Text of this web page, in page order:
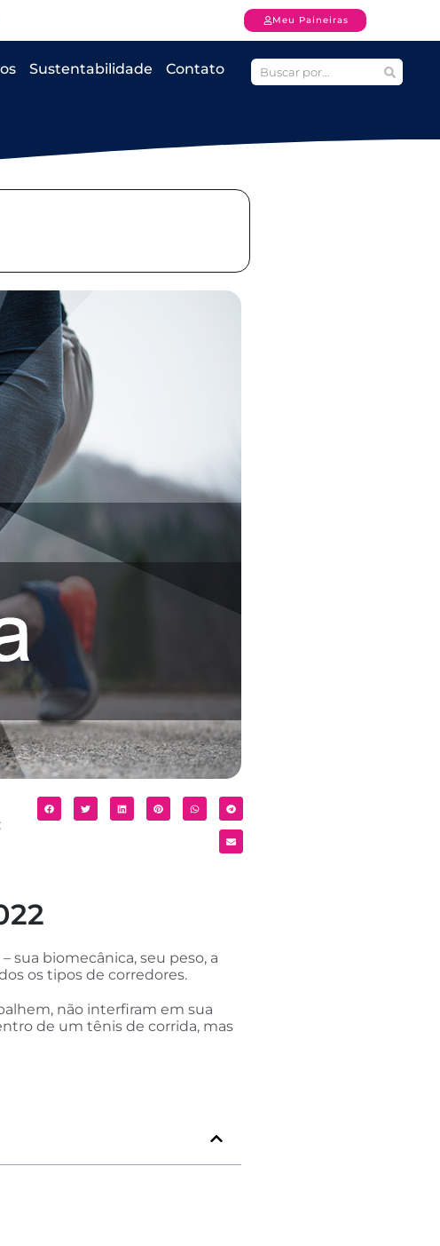
Meu Paineiras
Sustentabilidade Contato
sua biomecânica, seu peso, a
os tipos de corredores.
não interfiram em sua
de um tênis de corrida, mas